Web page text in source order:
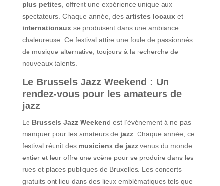
plus petites , offrent une expérience unique aux
spectateurs. Chaque année, des artistes locauxet
internationauxse produisent dans une ambiance
chaleureuse. Ce festival attire une foule de passionnés
de musique alternative, toujours à la recherche de
nouveaux talents.
Le Brussels Jazz Weekend : Un
rendez-vous pour les amateurs de
jazz
Le Brussels Jazz Weekend est l’événement à ne pas
manquer pour les amateurs de jazz. Chaque année, ce
festival réunit des musiciens de jazzvenus du monde
entier et leur offre une scène pour se produire dans les
rues et places publiques de Bruxelles. Les concerts
gratuits ont lieu dans des lieux emblématiques tels que